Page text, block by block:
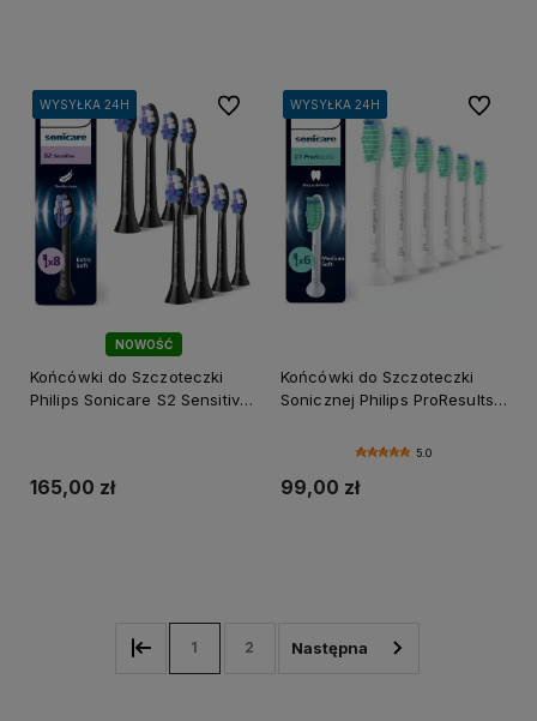
NOWOŚĆ
WYSYŁKA 24H
WYSYŁKA 24H
WYSYŁKA 24H
WYSYŁKA 24H
WYSYŁKA 24H
Końcówki do Szczoteczki
Philips Sonicare S2 Sensitive
165,00 zł
Do ulubionychWYSYŁKA 24H
WYSYŁKA 24H
WYSYŁKA 24H
WYSYŁKA 24H
WYSYŁKA 24H
Końcówki do Szczoteczki
Sonicznej Philips ProResults
5.0
99,00 zł
Do
1 2